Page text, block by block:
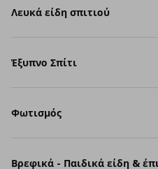
Λευκά είδη σπιτιού
Έξυπνο Σπίτι
Φωτισμός
Βρεφικά - Παιδικά είδη &